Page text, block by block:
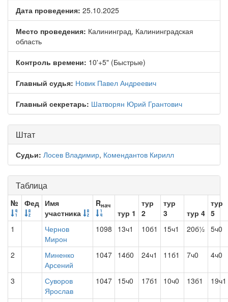
Дата проведения: 25.10.2025
Место проведения: Калининград, Калининградская
область
Контроль времени: 10'+5" (Быстрые)
Главный судья: Новик Павел Андреевич
Главный секретарь: Шатворян Юрий Грантович
Штат
Судьи: Лосев Владимир, Комендантов Кирилл
Таблица
№ Фед Имя
участника
Rнач
тур 1
тур
2
тур
3
тур 4
тур
5
1
Чернов
Мирон
1098 13ч1 10б1 15ч1 20б½ 5ч0
2
Миненко
Арсений
1047 14б0 24ч1 11б1 7ч0 4ч0
3
Суворов
Ярослав
1047 15ч0 17б1 10ч0 13б1 19ч1